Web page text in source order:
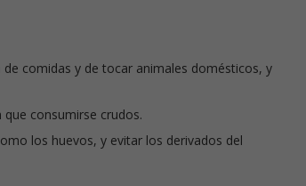
comidas y de tocar animales domésticos, y
consumirse crudos.
los huevos, y evitar los derivados del